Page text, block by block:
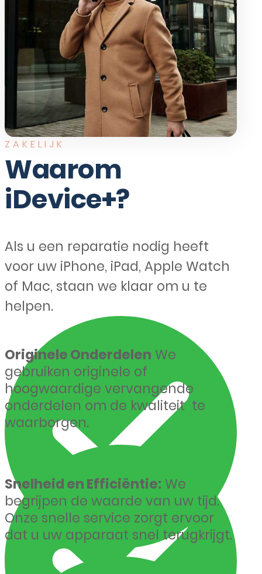
ZAKELIJK
Waarom
iDevice+?
Als u een reparatie nodig heeft
voor uw iPhone, iPad, Apple Watch
of Mac, staan we klaar om u te
helpen.
Originele Onderdelen We
gebruiken originele of
hoogwaardige vervangende
onderdelen om de kwaliteit te
waarborgen.
Snelheid en Efficiëntie: We
begrijpen de waarde van uw tijd.
Onze snelle service zorgt ervoor
dat u uw apparaat snel terugkrijgt.